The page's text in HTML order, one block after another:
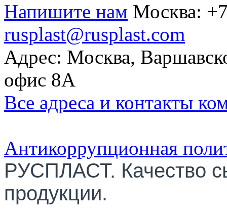
Напишите нам Москва:
rusplast@rusplast.com
Адрес: Москва,
офис 8А
Все адреса и контакты
Антикоррупционная
РУСПЛАСТ. Качество
продукции.